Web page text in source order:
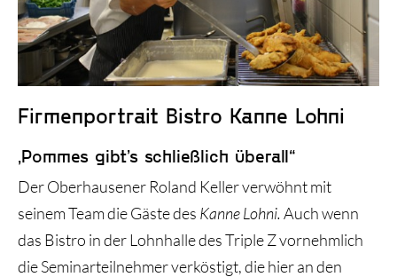
Historie und Entwicklung
Firmenportrait Bistro Kanne Lohni
„Pommes gibt’s schließlich überall“
Der Oberhausener Roland Keller verwöhnt mit
seinem Team die Gäste des Kanne Lohni. Auch wenn
das Bistro in der Lohnhalle des Triple Z vornehmlich
die Seminarteilnehmer verköstigt, die hier an den